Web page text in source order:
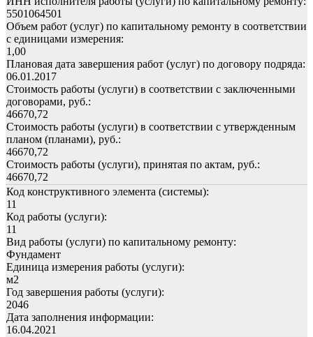
5501064501
Объем работ (услуг) по капитальному ремонту в соответствии
с единицами измерения:
1,00
Плановая дата завершения работ (услуг) по договору подряда:
06.01.2017
Стоимость работы (услуги) в соответствии с заключенными
договорами, руб.:
46670,72
Стоимость работы (услуги) в соответствии с утвержденным
планом (планами), руб.:
46670,72
Стоимость работы (услуги), принятая по актам, руб.:
46670,72
Код конструктивного элемента (системы):
11
Код работы (услуги):
11
Вид работы (услуги) по капитальному ремонту:
Фундамент
Единица измерения работы (услуги):
м2
Год завершения работы (услуги):
2046
Дата заполнения информации:
16.04.2021